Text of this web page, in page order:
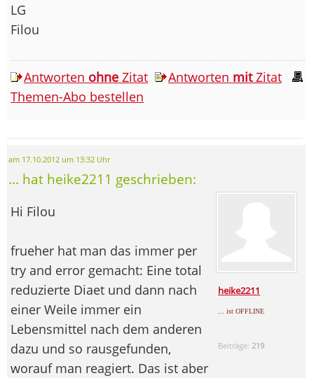
LG
Filou
Antworten ohne Zitat Antworten mitZitat
Themen-Abo bestellen
am 17.10.2012 um 13:32 Uhr
... hat heike2211 geschrieben:
heike2211
... ist OFFLINE
Beiträge: 219
Hi Filou
frueher hat man das immer per
try and error gemacht: Eine total
reduzierte Diaet und dann nach
einer Weile immer ein
Lebensmittel nach dem anderen
dazu und so rausgefunden,
worauf man reagiert. Das ist aber